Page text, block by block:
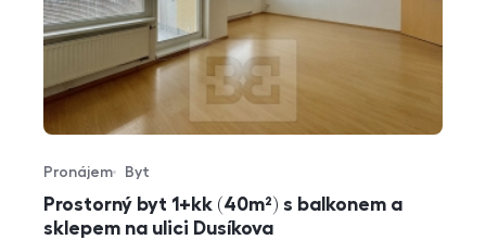
Prostorný byt 1+kk (40m²) s balkonem a
sklepem na ulici Dusíkova
Typ nabídky
Pronájem
Typ nemovitosti
Byt